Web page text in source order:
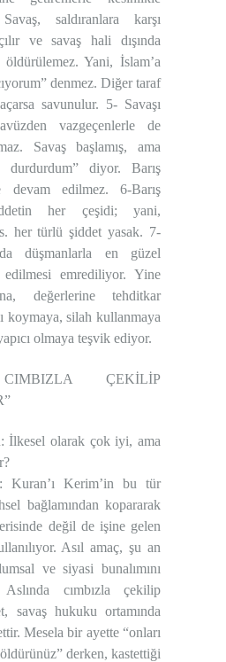
saldıranlara karşı
ve savaş hali dışında
Yani, İslam’a
denmez. Diğer taraf
savunulur. 5- Savaşı
vazgeçenlerle de
Savaş başlamış, ama
diyor. Barış
devam edilmez. 6-Barış
her çeşidi; yani,
her türlü şiddet yasak. 7-
düşmanlarla en güzel
edilmesi emrediliyor. Yine
değerlerine tehditkar
koymaya, silah kullanmaya
olmaya teşvik ediyor.
ÇEKİLİP
İlkesel olarak çok iyi, ama
Kuran’ı Kerim’in bu tür
bağlamından kopararak
değil de işine gelen
Asıl amaç, şu an
ve siyasi bunalımını
Aslında cımbızla çekilip
savaş hukuku ortamında
Mesela bir ayette “onları
derken, kastettiği